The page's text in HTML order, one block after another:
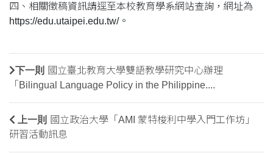
四、相關徵稿資訊請逕至本校教育學系網站查詢，網址為
https://edu.utaipei.edu.tw/。
下一則
國立臺北教育大學雙語教學研究中心辦理
「Bilingual Language Policy in the Philippine....
上一則
國立政治大學「AMI 蒙特梭利中學入門工作坊」
研習活動訊息